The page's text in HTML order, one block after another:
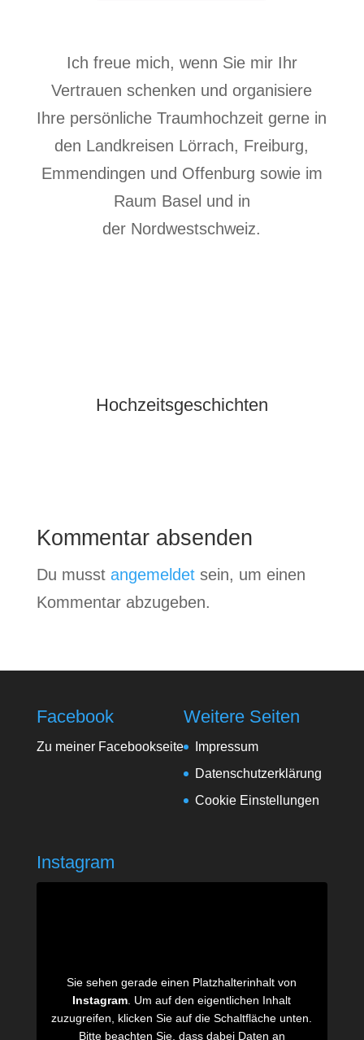
Ich freue mich, wenn Sie mir Ihr
Vertrauen schenken und organisiere
Ihre persönliche Traumhochzeit gerne in
den Landkreisen Lörrach, Freiburg,
Emmendingen und Offenburg sowie im
Raum Basel und in
der Nordwestschweiz.
Hochzeitsgeschichten
Kommentar absenden
Du musst angemeldetsein, um einen
Kommentar abzugeben.
Facebook
Zu meiner Facebookseite
Weitere Seiten
Impressum
Datenschutzerklärung
Cookie Einstellungen
Instagram
Sie sehen gerade einen Platzhalterinhalt von
Instagram . Um auf den eigentlichen Inhalt
zuzugreifen, klicken Sie auf die Schaltfläche unten.
Bitte beachten Sie, dass dabei Daten an